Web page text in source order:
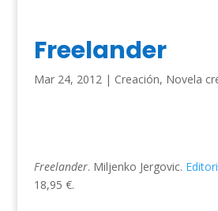
Freelander
Mar 24, 2012| Creación, Novela
Freelander. Miljenko Jergovic.
18,95 €.